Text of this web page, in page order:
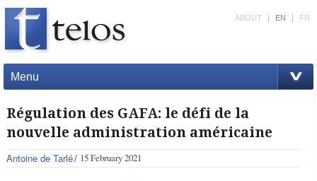
Menu
ABOUT | EN | FR
Régulation des GAFA: le défi de la
nouvelle administration américaine
Antoine de Tarlé 15 February 2021